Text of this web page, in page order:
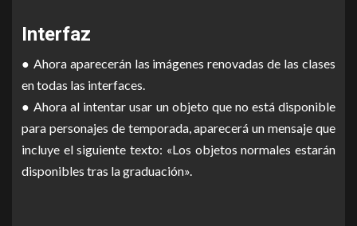
Interfaz
● Ahora aparecerán las imágenes renovadas de las clases
en todas las interfaces.
● Ahora al intentar usar un objeto que no está disponible
para personajes de temporada, aparecerá un mensaje que
incluye el siguiente texto: «Los objetos normales estarán
disponibles tras la graduación».